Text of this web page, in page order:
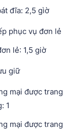
đĩa: 2,5 gìờ
phục vụ đơn lẻ
lẻ: 1,5 giờ
giữ
mại được
1
mại được